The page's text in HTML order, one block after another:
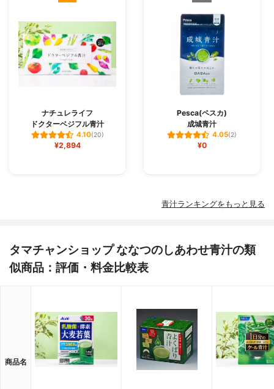
ナチュレライフ
ドクターベジフル青汁
4.10(20)
¥2,894
Pesca(ペスカ)
成城青汁
4.05(2)
¥0
青汁ランキングをもっと見る
タマチャンショップ ななつのしあわせ青汁の類
似商品：評価・料金比較表
商品名